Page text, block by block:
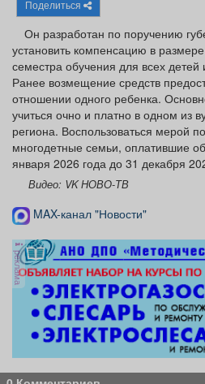
Поделиться
Он разработан по поручению
установить компенсацию в
семестра обучения для всех детей
Ранее возмещение средств
отношении одного ребенка.
учиться очно и платно в одном из
региона. Воспользоваться мерой
многодетные семьи, оплатившие
января 2026 года до 31 декабря
Видео: VK НОВО-ТВ
MAX-канал "Новости"
реклама